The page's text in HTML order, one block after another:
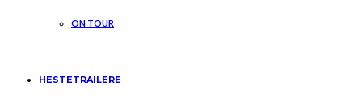
ON TOUR
HESTETRAILERE